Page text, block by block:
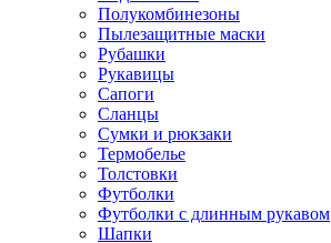
Полукомбинезоны
Пылезащитные маски
Рубашки
Рукавицы
Сапоги
Сланцы
Сумки и рюкзаки
Термобелье
Толстовки
Футболки
Футболки с длинным рукавом
Шапки